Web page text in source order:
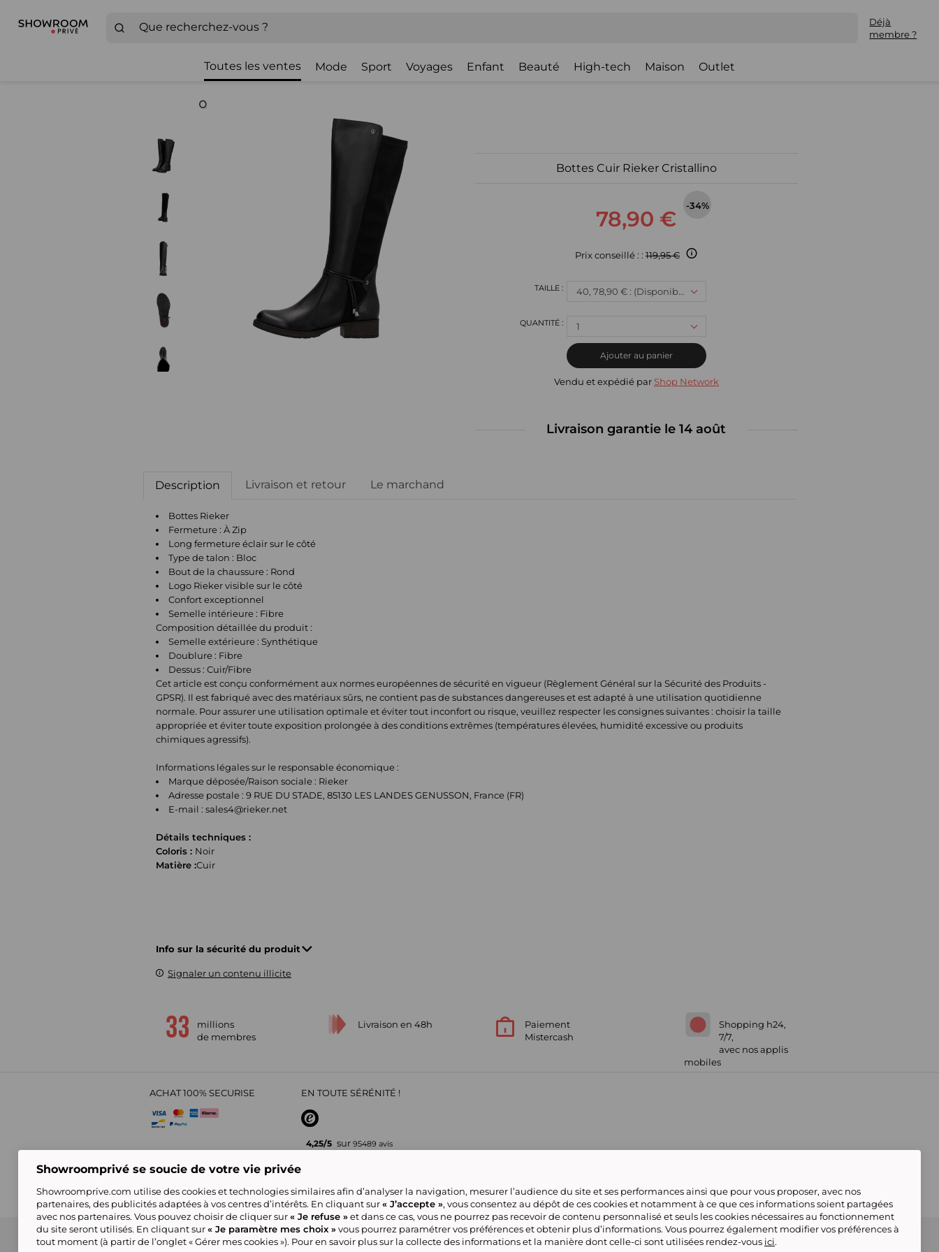
Déjà
membre ?
Toutes les ventes Mode Sport Voyages Enfant Beauté High-tech Maison Outlet
Bottes Cuir Rieker Cristallino
78,90 €
-34%
Prix conseillé : : 119,95 €
40, 78,90 € : (Disponible)
1
Ajouter au panier
Vendu et expédié par Shop Network
Livraison garantie le 14 août
Description Livraison et retour Le marchand
Bottes Rieker
Fermeture : À Zip
Long fermeture éclair sur le côté
Type de talon : Bloc
Bout de la chaussure : Rond
Logo Rieker visible sur le côté
Confort exceptionnel
Semelle intérieure : Fibre
Composition détaillée du produit :
Semelle extérieure : Synthétique
Doublure : Fibre
Dessus : Cuir/Fibre
Cet article est conçu conformément aux normes européennes de sécurité en vigueur (Règlement Général sur la Sécurité des Produits -
GPSR). Il est fabriqué avec des matériaux sûrs, ne contient pas de substances dangereuses et est adapté à une utilisation quotidienne
normale. Pour assurer une utilisation optimale et éviter tout inconfort ou risque, veuillez respecter les consignes suivantes : choisir la taille
appropriée et éviter toute exposition prolongée à des conditions extrêmes (températures élevées, humidité excessive ou produits
chimiques agressifs).
Informations légales sur le responsable économique :
Marque déposée/Raison sociale : Rieker
Adresse postale : 9 RUE DU STADE, 85130 LES LANDES GENUSSON, France (FR)
E-mail :sales4@rieker.net
Détails techniques :
Coloris : Noir
Matière :Cuir
Info sur la sécurité du produit
Signaler un contenu illicite
millions
de membres
Livraison en 48h
Paiement
Mistercash
Shopping h24,
7/7,
avec nos applis
mobiles
ACHAT 100% SECURISE EN TOUTE SÉRÉNITÉ !
4,25/5 sur 95489 avis
pour vos achats en ligne
CGV Politique de Confidentialité Showroomprive group Nous contacter Gérer mes cookies Conditions générales de la Marketplace
Référencement & Critères de
Classement
Tous nos produits
Showroomprivé se soucie de votre vie privée
Showroomprive.com utilise des cookies et technologies similaires afin d’analyser la navigation, mesurer l’audience du site et ses performances ainsi que pour vous proposer, avec nos
partenaires, des publicités adaptées à vos centres d’intérêts. En cliquant sur« J’accepte », vous consentez au dépôt de ces cookies et notamment à ce que ces informations soient partagées
avec nos partenaires. Vous pouvez choisir de cliquer sur« Je refuse »et dans ce cas, vous ne pourrez pas recevoir de contenu personnalisé et seuls les cookies nécessaires au fonctionnement
du site seront utilisés. En cliquant sur« Je paramètre mes choix »vous pourrez paramétrer vos préférences et obtenir plus d’informations. Vous pourrez également modifier vos préférences à
tout moment (à partir de l’onglet « Gérer mes cookies »). Pour en savoir plus sur la collecte des informations et la manière dont celle-ci sont utilisées rendez-vous ici.